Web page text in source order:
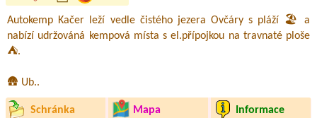
Autokemp Kačer leží vedle čistého jezera Ovčáry s pláží 🏖️ a
nabízí udržováná kempová místa s el.přípojkou na travnaté ploše
⛺.
🛖 Ub..
Schránka Mapa Informace